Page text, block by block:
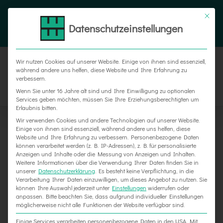
Zum
FacebookInstagram
Xing
Weihnachtsbäume bei der Sparkasse
Datenschutzeinstellungen
Wir nutzen Cookies auf unserer Website. Einige von ihnen sind essenziell,
während andere uns helfen, diese Website und Ihre Erfahrung zu
verbessern.
Wenn Sie unter 16 Jahre alt sind und Ihre Einwilligung zu optionalen
Services geben möchten, müssen Sie Ihre Erziehungsberechtigten um
Erlaubnis bitten.
Wir verwenden Cookies und andere Technologien auf unserer Website.
Einige von ihnen sind essenziell, während andere uns helfen, diese
Website und Ihre Erfahrung zu verbessern. Personenbezogene Daten
können verarbeitet werden (z. B. IP-Adressen), z. B. für personalisierte
Anzeigen und Inhalte oder die Messung von Anzeigen und Inhalten.
Weitere Informationen über die Verwendung Ihrer Daten finden Sie in
unserer Datenschutzerklärung Es besteht keine Verpflichtung, in die
Verarbeitung Ihrer Daten einzuwilligen, um dieses Angebot zu nutzen. Sie
können Ihre Auswahl jederzeit unter Einstellungen widerrufen oder
anpassen. Bitte beachten Sie, dass aufgrund individueller Einstellungen
möglicherweise nicht alle Funktionen der Website verfügbar sind.
Einige Services verarbeiten personenbezogene Daten in den USA. Mit